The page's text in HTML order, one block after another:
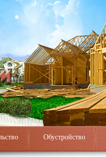
Обустройство